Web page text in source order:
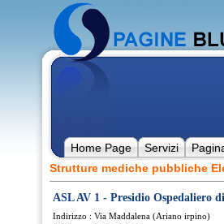
Home Page Servizi
Strutture mediche pubbliche
ASL AV 1 - Presidio Ospedaliero
Indirizzo : Via Maddalena (Ariano irpino)